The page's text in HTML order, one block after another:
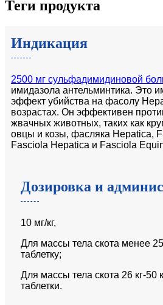
Теги продукта
Индикация
2500 мг сульфадимидиновой
имидазола антельминтика. Это
эффект убийства на фасолу
возрастах. Он эффективен
жвачных животных, таких как
овцы и козы, фасляка Hepatica,
Fasciola Hepatica и Fasciola
Дозировка и
10 мг/кг,
Для массы тела скота менее 25
таблетку;
Для массы тела скота 26 кг-50
таблетки.